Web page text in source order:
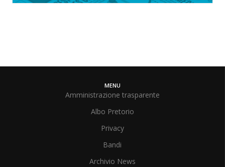
MENU
Amministrazione trasparente
Albo Pretorio
Privacy
Bandi
Archivio News